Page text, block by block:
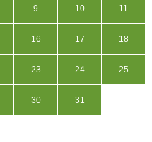
9 10 11
16 17 18
23 24 25
30 31